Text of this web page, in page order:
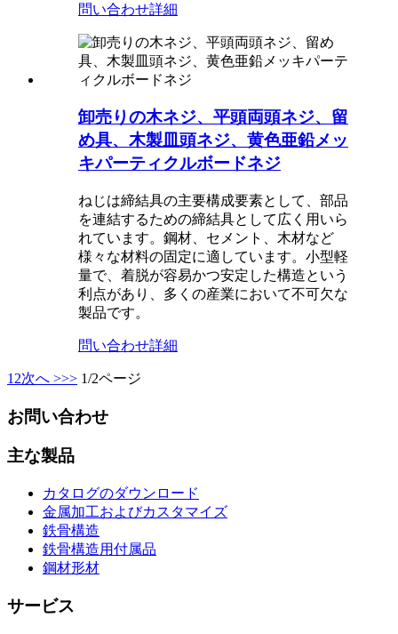
問い合わせ詳細
卸売りの木ネジ、平頭両頭ネジ、留
め具、木製皿頭ネジ、黄色亜鉛メッ
キパーティクルボードネジ
ねじは締結具の主要構成要素として、部品
を連結するための締結具として広く用いら
れています。鋼材、セメント、木材など
様々な材料の固定に適しています。小型軽
量で、着脱が容易かつ安定した構造という
利点があり、多くの産業において不可欠な
製品です。
問い合わせ詳細
1 2次へ >>> 1/2ページ
お問い合わせ
主な製品
カタログのダウンロード
金属加工およびカスタマイズ
鉄骨構造
鉄骨構造用付属品
鋼材形材
サービス